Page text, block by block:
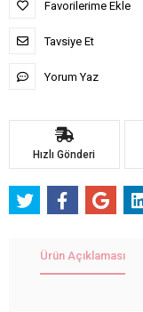
Favorilerime Ekle
Tavsiye Et
Yorum Yaz
Hızlı Gönderi
Ürün Açıklaması